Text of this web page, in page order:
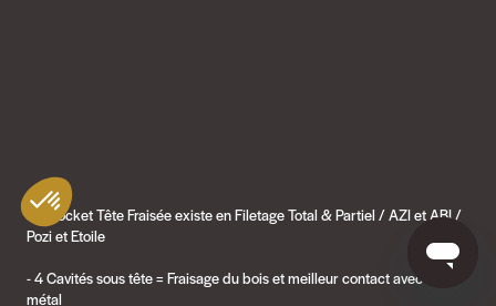
Vis Rocket Tête Fraisée existe en Filetage Total & Partiel / AZI et ABI /
Pozi et Etoile
- 4 Cavités sous tête = Fraisage du bois et meilleur contact avec le
métal